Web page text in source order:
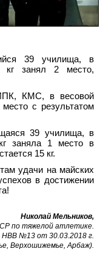
39 училища, в
кг занял 2 место,
КМС, в весовой
с результатом
39 училища, в
заняла 1 место в
15 кг.
удачи на майских
в достижении
Николай Мельников,
по тяжелой атлетике.
№13 от 30.03.2018 г.
Верхошижемье, Арбаж).